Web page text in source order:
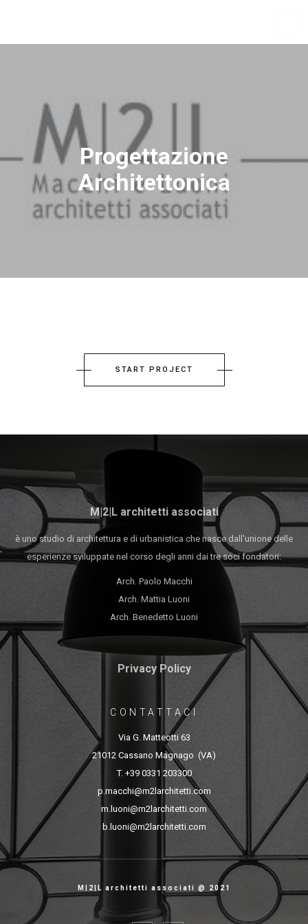
Progettazione
Architettonica
START PROJECT
M|2|L architetti associati
è uno studio di architettura e di urbanistica che nasce dall'unione delle
esperienze sviluppate nel corso degli anni dai tre soci fondatori:
Arch. Paolo Macchi
Arch. Mattia Luoni
Arch. Benedetto Luoni
Privacy Policy
CONTATTACI
Via G. Matteotti 63
21012 Cassano Magnago (VA)
T. +39 0331 203300
p.macchi@m2larchitetti.com
m.luoni@m2larchitetti.com
b.luoni@m2larchitetti.com
M|2|L architetti associati @ 2021